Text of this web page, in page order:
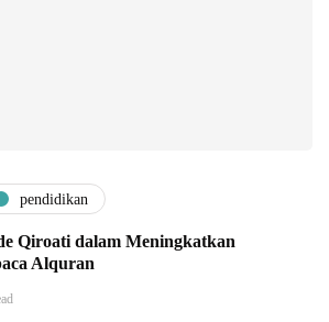
pendidikan
Qiroati dalam Meningkatkan
Alquran